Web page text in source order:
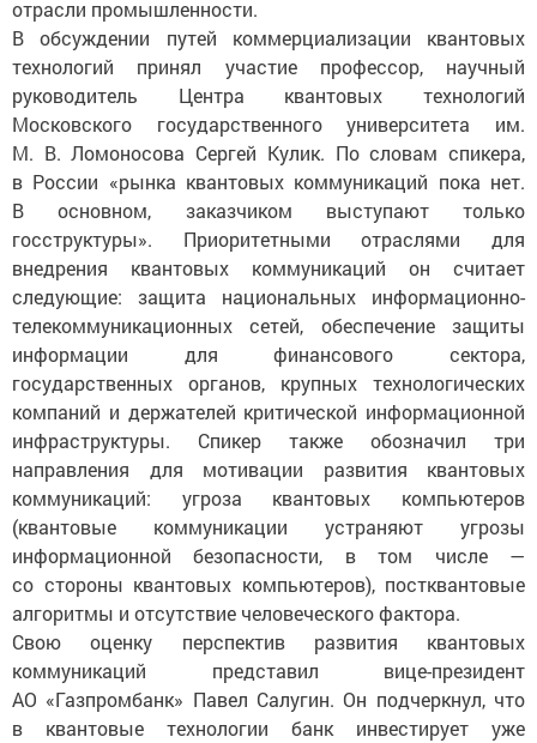
отрасли промышленности.
В обсуждении путей коммерциализации квантовых
технологий принял участие профессор, научный
руководитель Центра квантовых технологий
Московского государственного университета им.
М. В. Ломоносова Сергей Кулик. По словам спикера,
в России «рынка квантовых коммуникаций пока нет.
В основном, заказчиком выступают только
госструктуры». Приоритетными отраслями для
внедрения квантовых коммуникаций он считает
следующие: защита национальных информационно-
телекоммуникационных сетей, обеспечение защиты
информации для финансового сектора,
государственных органов, крупных технологических
компаний и держателей критической информационной
инфраструктуры. Спикер также обозначил три
направления для мотивации развития квантовых
коммуникаций: угроза квантовых компьютеров
(квантовые коммуникации устраняют угрозы
информационной безопасности, в том числе —
со стороны квантовых компьютеров), постквантовые
алгоритмы и отсутствие человеческого фактора.
Свою оценку перспектив развития квантовых
коммуникаций представил вице-президент
АО «Газпромбанк» Павел Салугин. Он подчеркнул, что
в квантовые технологии банк инвестирует уже